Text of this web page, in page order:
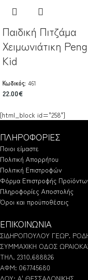
Παιδική Πιτζάμα
Χειμωνιάτικη
Kid
Κωδικός: 461
22.00€
[html_block id="258"]
ΠΛΗΡΟΦΟΡΙΕΣ
Ποιοι είμαστε
Πολιτική Απορρήτου
Πολιτική Επιστροφών
Φόρμα Επιστροφής
Πληροφορίες Αποστολής
Όροι και προϋποθέσεις
ΕΠΙΚΟΙΝΩΝΙΑ
ΣΙΔΗΡΟΠΟΥΛΟΥ ΓΕΩΡ.
ΣΥΜΜΑΧΙΚΗ ΟΔΟΣ
ΤΗΛ. 2310.688826
ΑΦΜ: 067745680
ΔΟΥ: Α' ΘΕΣΣΑΛΟΝΙΚΗΣ